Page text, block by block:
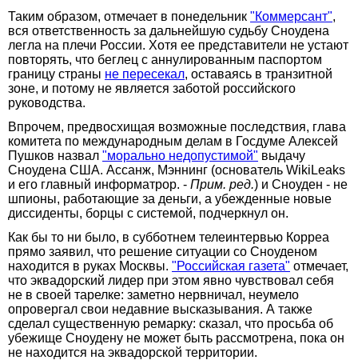
Таким образом, отмечает в понедельник "Коммерсант",
вся ответственность за дальнейшую судьбу Сноудена
легла на плечи России. Хотя ее представители не устают
повторять, что беглец с аннулированным паспортом
границу страны не пересекал, оставаясь в транзитной
зоне, и потому не является заботой российского
руководства.
Впрочем, предвосхищая возможные последствия, глава
комитета по международным делам в Госдуме Алексей
Пушков назвал "морально недопустимой" выдачу
Сноудена США. Ассанж, Мэннинг (основатель WikiLeaks
и его главный информатрор. - Прим. ред.) и Сноуден - не
шпионы, работающие за деньги, а убежденные новые
диссиденты, борцы с системой, подчеркнул он.
Как бы то ни было, в субботнем телеинтервью Корреа
прямо заявил, что решение ситуации со Сноуденом
находится в руках Москвы. "Российская газета" отмечает,
что эквадорский лидер при этом явно чувствовал себя
не в своей тарелке: заметно нервничал, неумело
опровергал свои недавние высказывания. А также
сделал существенную ремарку: сказал, что просьба об
убежище Сноудену не может быть рассмотрена, пока он
не находится на эквадорской территории.